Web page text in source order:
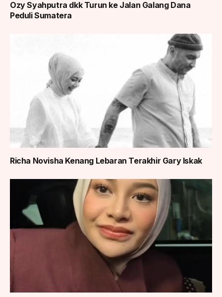
Ozy Syahputra dkk Turun ke Jalan Galang Dana
Peduli Sumatera
Richa Novisha Kenang Lebaran Terakhir Gary Iskak